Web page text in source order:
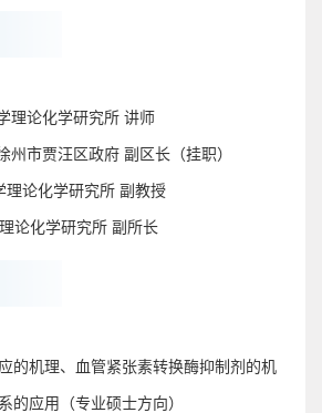
理论化学研究所 讲师
州市贾汪区政府 副区长（挂职）
理论化学研究所 副教授
论化学研究所 副所长
的机理、血管紧张素转换酶抑制剂的机
的应用（专业硕士方向）